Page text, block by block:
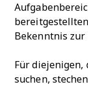
Bekenntnis
Für
suchen,